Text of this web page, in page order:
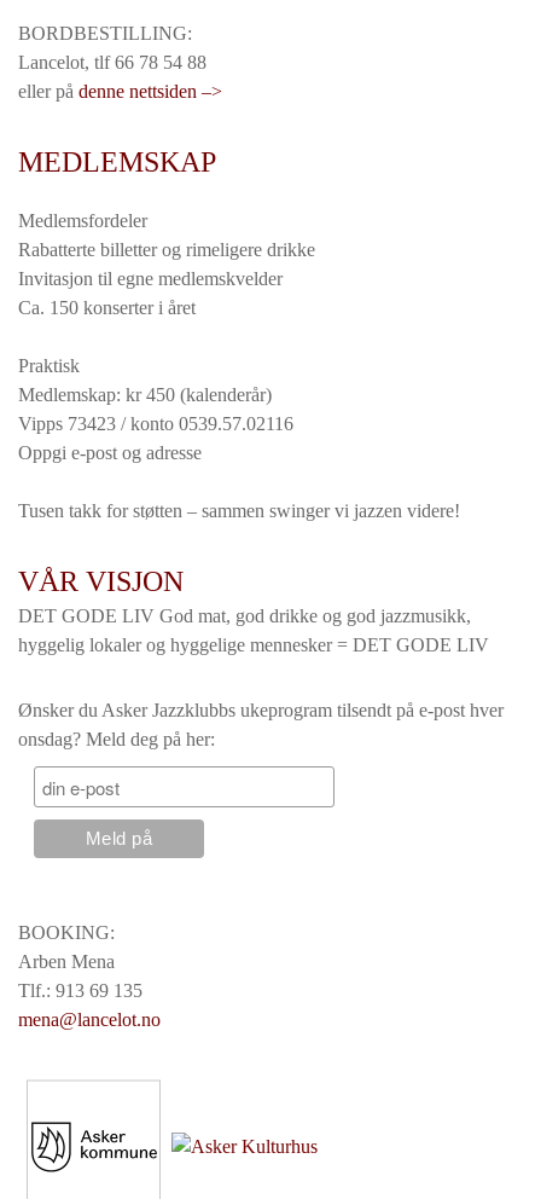
BORDBESTILLING:
Lancelot, tlf 66 78 54 88
eller på denne nettsiden –>
MEDLEMSKAP
Medlemsfordeler
Rabatterte billetter og rimeligere drikke
Invitasjon til egne medlemskvelder
Ca. 150 konserter i året
Praktisk
Medlemskap: kr 450 (kalenderår)
Vipps 73423 / konto 0539.57.02116
Oppgi e-post og adresse
Tusen takk for støtten – sammen swinger vi jazzen videre!
VÅR VISJON
DET GODE LIV God mat, god drikke og god jazzmusikk,
hyggelig lokaler og hyggelige mennesker = DET GODE LIV
Ønsker du Asker Jazzklubbs ukeprogram tilsendt på e-post hver
onsdag? Meld deg på her:
BOOKING:
Arben Mena
Tlf.: 913 69 135
mena@lancelot.no